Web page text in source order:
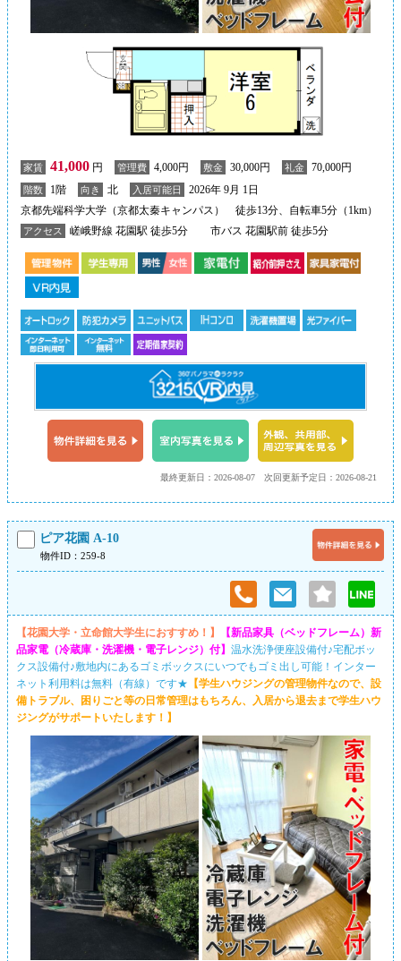
家賃 41,000 円 管理費 4,000円 敷金 30,000円 礼金 70,000円
階数 1階 向き 北 入居可能日
2026年 9月 1日
京都先端科学大学（京都太秦キャンパス） 徒歩13分、自転車5分（1km）
アクセス 嵯峨野線 花園駅 徒歩5分 市バス 花園駅前 徒歩5分
次回更新予定日：2026-08-21
最終更新日：2026-08-07
ピア花園 A-10
物件ID：259-8
【花園大学・立命館大学生におすすめ！】
【新品家具（ベッドフレーム）新
品家電（冷蔵庫・洗濯機・電子レンジ）付】 温水洗浄便座設備付♪宅配ボッ
クス設備付♪敷地内にあるゴミボックスにいつでもゴミ出し可能！インター
ネット利用料は無料（有線）です★ 【学生ハウジングの管理物件なので、設
備トラブル、困りごと等の日常管理はもちろん、入居から退去まで学生ハウ
ジングがサポートいたします！】